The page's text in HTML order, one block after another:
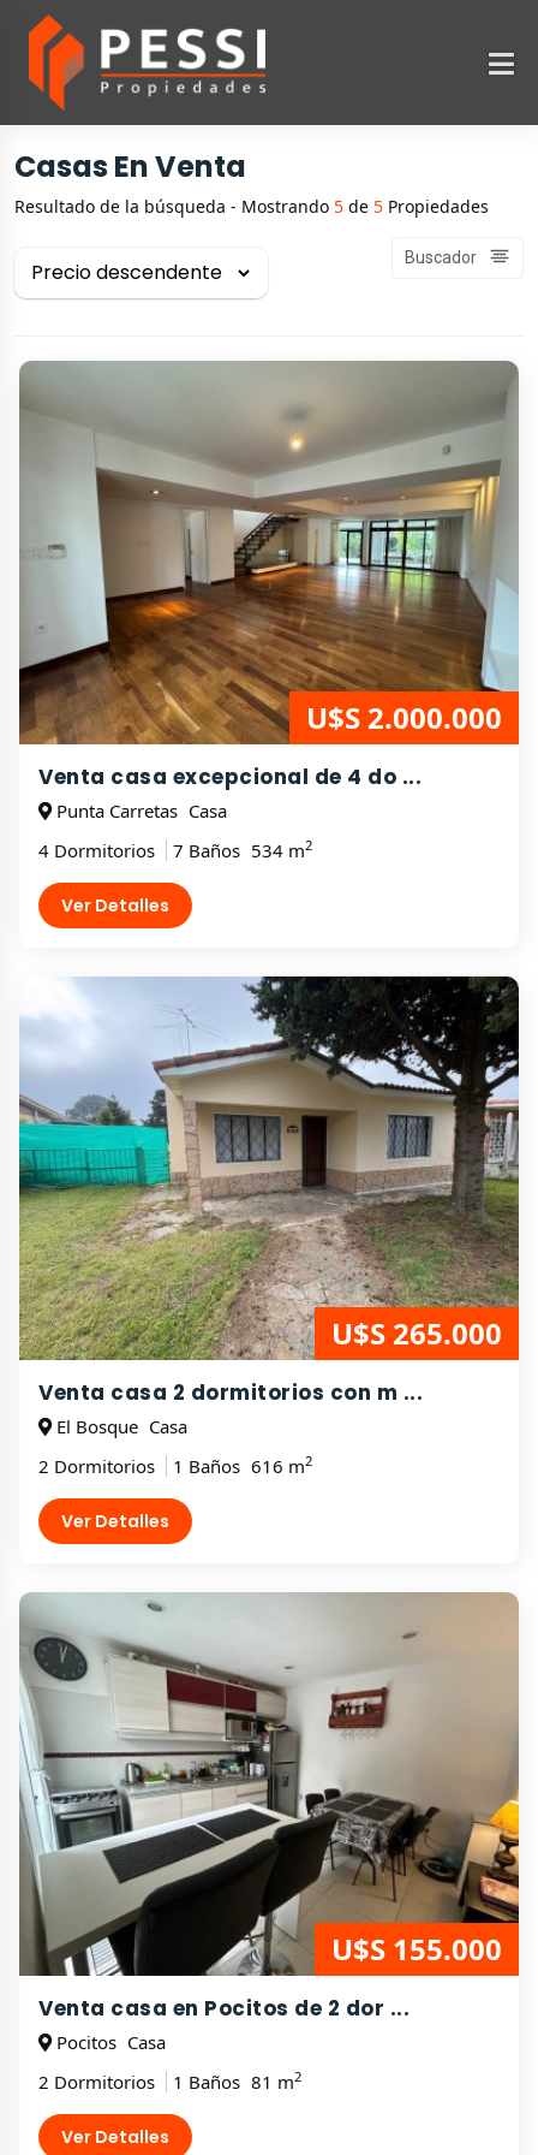
Casas En Venta
Resultado de la búsqueda - Mostrando 5 de 5 Propiedades
Buscador
U$S 2.000.000
Venta casa excepcional de 4 do ...
Punta Carretas Casa
4 Dormitorios
7 Baños 534 m2
Ver Detalles
U$S 265.000
Venta casa 2 dormitorios con m ...
El Bosque Casa
2 Dormitorios
1 Baños 616 m2
Ver Detalles
U$S 155.000
Venta casa en Pocitos de 2 dor ...
Pocitos Casa
2 Dormitorios
1 Baños 81 m2
Ver Detalles